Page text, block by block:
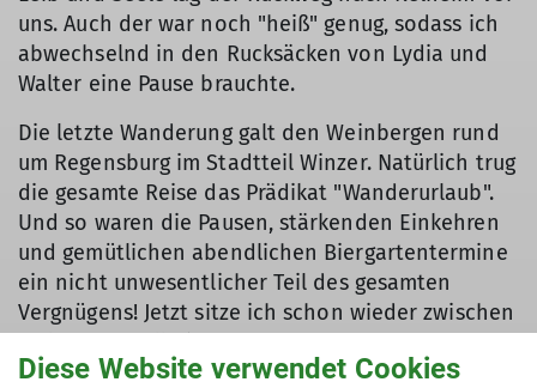
uns. Auch der war noch "heiß" genug, sodass ich
abwechselnd in den Rucksäcken von Lydia und
Walter eine Pause brauchte.
Die letzte Wanderung galt den Weinbergen rund
um Regensburg im Stadtteil Winzer. Natürlich trug
die gesamte Reise das Prädikat "Wanderurlaub".
Und so waren die Pausen, stärkenden Einkehren
und gemütlichen abendlichen Biergartentermine
ein nicht unwesentlicher Teil des gesamten
Vergnügens! Jetzt sitze ich schon wieder zwischen
schönen Erinnerungen und freue mich auf die
Diese Website verwendet Cookies